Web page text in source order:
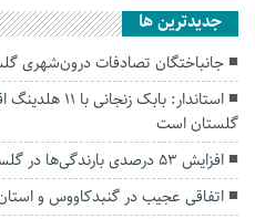
جديدترين ها
جانباختگان تصادفات درون‌شهری گلستان ۱۷ درصد
استاندار: بابک
گلستان است
افزایش ۵۳ درصدی بارندگی‌ها در گلستان
اتفاقی عجیب در‌ گنبدکاووس و